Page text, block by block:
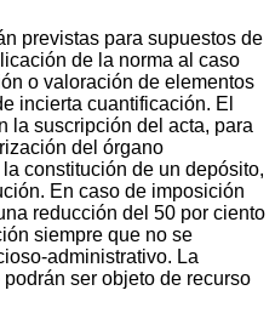
previstas para supuestos de
de la norma al caso
o valoración de elementos
incierta cuantificación. El
la suscripción del acta, para
del órgano
constitución de un depósito,
En caso de imposición
reducción del 50 por ciento
siempre que no se
administrativo. La
ser objeto de recurso